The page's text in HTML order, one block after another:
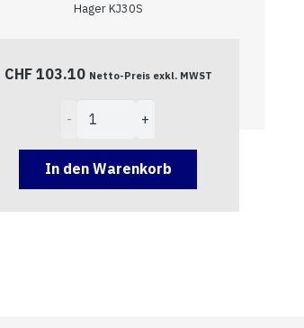
Hager KJ30S
CHF103.10 Netto-Preis exkl. MWST
Zählersteckklemmen
Menge
In den Warenkorb